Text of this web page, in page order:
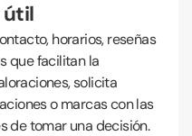
útil
horarios, reseñas
que facilitan la
solicita
o marcas con las
de tomar una decisión.